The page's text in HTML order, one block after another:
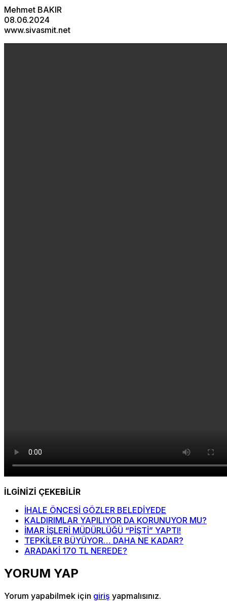
Mehmet BAKIR
08.06.2024
www.sivasmit.net
İLGİNİZİ ÇEKEBİLİR
İHALE ÖNCESİ GÖZLER BELEDİYEDE
KALDIRIMLAR YAPILIYOR DA KORUNUYOR MU?
İMAR İŞLERİ MÜDÜRLÜĞÜ “PİŞTİ” YAPTI!
TEPKİLER BÜYÜYOR… DAHA NE KADAR?
ARADAKİ 170 TL NEREDE?
YORUM YAP
Yorum yapabilmek için giriş yapmalısınız.